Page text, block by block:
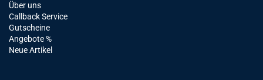
Über uns
Callback Service
Gutscheine
Angebote %
Neue Artikel